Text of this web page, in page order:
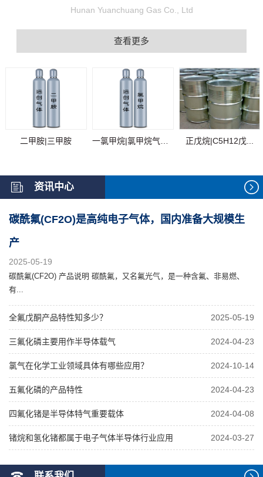
Hunan Yuanchuang Gas Co., Ltd
查看更多
二甲胺|三甲胺 正戊烷|C5H12戊...
资讯中心
碳酰氟(CF2O)是高纯电子气体，国内准备大规模生
产
2025-05-19
碳酰氟(CF2O) 产品说明 碳酰氟，又名氟光气，是一种含氟、非易燃、
有...
全氟戊酮产品特性知多少？ 2025-05-19
三氟化磷主要用作半导体载气 2024-04-23
氯气在化学工业领域具体有哪些应用？ 2024-10-14
五氟化磷的产品特性 2024-04-23
四氟化锗是半导体特气重要载体 2024-04-08
锗烷和氢化锗都属于电子气体半导体行业应用 2024-03-27